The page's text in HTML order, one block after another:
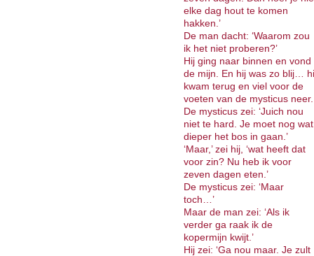
elke dag hout te komen
hakken.’
De man dacht: ‘Waarom zou
ik het niet proberen?’
Hij ging naar binnen en vond
de mijn. En hij was zo blij…
kwam terug en viel voor de
voeten van de mysticus neer.
De mysticus zei: ‘Juich nou
niet te hard. Je moet nog wat
dieper het bos in gaan.’
‘Maar,’ zei hij, ‘wat heeft dat
voor zin? Nu heb ik voor
zeven dagen eten.’
De mysticus zei: ‘Maar
toch…’
Maar de man zei: ‘Als ik
verder ga raak ik de
kopermijn kwijt.’
Hij zei: ‘Ga nou maar. Je zult